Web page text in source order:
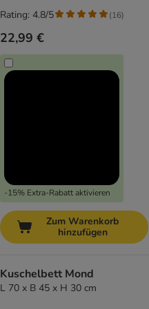
22,99 €
-15% Extra-Rabatt aktivieren
Rating: 4.8/5 (16)
Zum Warenkorb
hinzufügen
Kuschelbett Mond
L 70 x B 45 x H 30 cm